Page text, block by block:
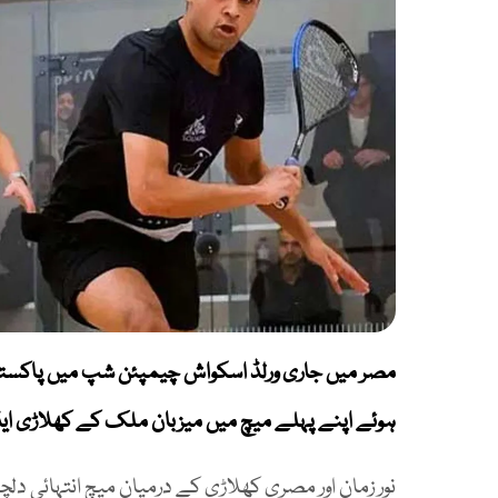
مصر میں جاری ورلڈ اسکواش چیمپئن شپ میں
ہوئے اپنے پہلے میچ میں میزبان ملک کے